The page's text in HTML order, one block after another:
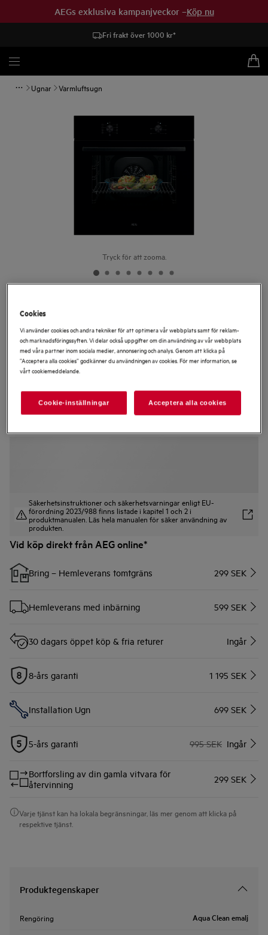
AEGs exklusiva kampanjveckor –Köp nu
Fri frakt över 1000 kr*
Ugnar Varmluftsugn
Tryck för att zooma.
5000 SurroundCook Varmluftsugn
3.5 (2)
Säkerhetsinstruktioner och säkerhetsvarningar enligt EU-
förordning 2023/988 finns listade i kapitel 1 och 2 i
produktmanualen. Läs hela manualen för säker användning av
produkten.
Vid köp direkt från AEG online*
Bring – Hemleverans tomtgräns 299 SEK
Hemleverans med inbärning 599 SEK
30 dagars öppet köp & fria returer Ingår
8-års garanti 1 195 SEK
Installation Ugn 699 SEK
5-års garanti 995 SEK Ingår
Bortforsling av din gamla vitvara för
återvinning
299 SEK
Varje tjänst kan ha lokala begränsningar, läs mer genom att klicka på
respektive tjänst.
Produktegenskaper
Rengöring Aqua Clean emalj
Cookies
Vi använder cookies och andra tekniker för att optimera vår webbplats samt för reklam-
och marknadsföringssyften. Vi delar också uppgifter om din användning av vår webbplats
med våra partner inom sociala medier, annonsering och analys. Genom att klicka på
”Acceptera alla cookies” godkänner du användningen av cookies. För mer information, se
vårt cookiemeddelande.
Cookie-inställningar Acceptera alla cookies